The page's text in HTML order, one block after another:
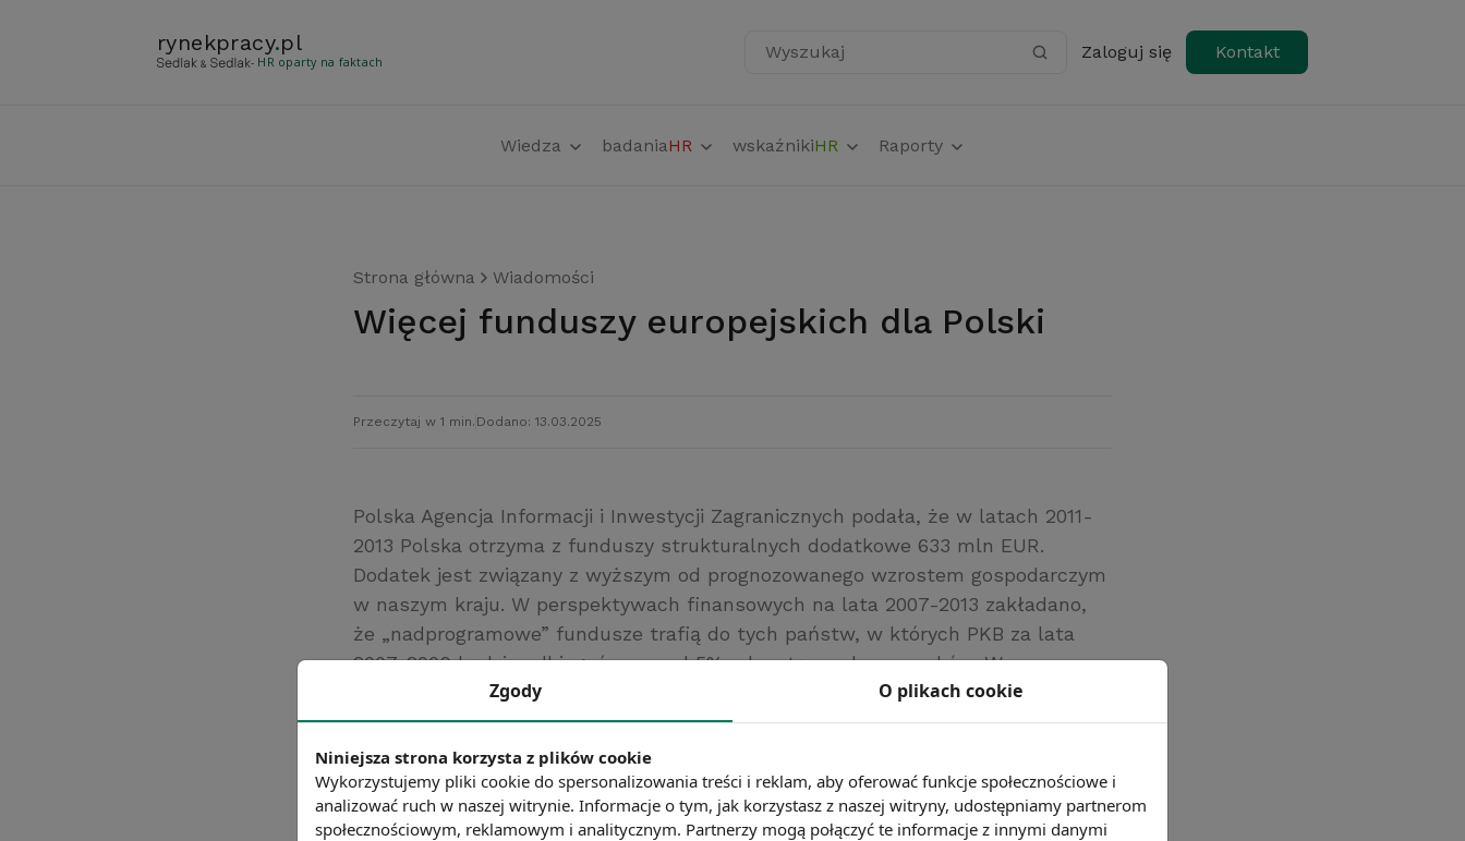
rynekpracy.pl
- HR oparty na faktach Wyszukaj Zaloguj się Kontakt
Wiedza badaniaHR wskaźnikiHR Raporty
Strona główna Wiadomości
Więcej funduszy europejskich dla Polski
Przeczytaj w 1 min. Dodano: 13.03.2025
Polska Agencja Informacji i Inwestycji Zagranicznych podała, że w latach 2011-
2013 Polska otrzyma z funduszy strukturalnych dodatkowe 633 mln EUR.
Dodatek jest związany z wyższym od prognozowanego wzrostem gospodarczym
w naszym kraju. W perspektywach finansowych na lata 2007-2013 zakładano,
że „nadprogramowe” fundusze trafią do tych państw, w których PKB za lata
2007-2009 będzie odbiegać o ponad 5% od wstępnych szacunków. We
wspomnianym okresie wzrost gospodarczy w Polsce wyniósł 8% więcej niż
zakładano. Dodatkowe fundusze otrzymają również Czechy (237 mln EUR) oraz
Słowacja (138 mln EUR).
Źródło: PAIiIZ
Chcesz wiedzieć więcej?Zobacz więcej wiadomości
Zgody O plikach cookie
Niniejsza strona korzysta z plików cookie
Wykorzystujemy pliki cookie do spersonalizowania treści i reklam, aby oferować funkcje społecznościowe i
analizować ruch w naszej witrynie. Informacje o tym, jak korzystasz z naszej witryny, udostępniamy partnerom
społecznościowym, reklamowym i analitycznym. Partnerzy mogą połączyć te informacje z innymi danymi